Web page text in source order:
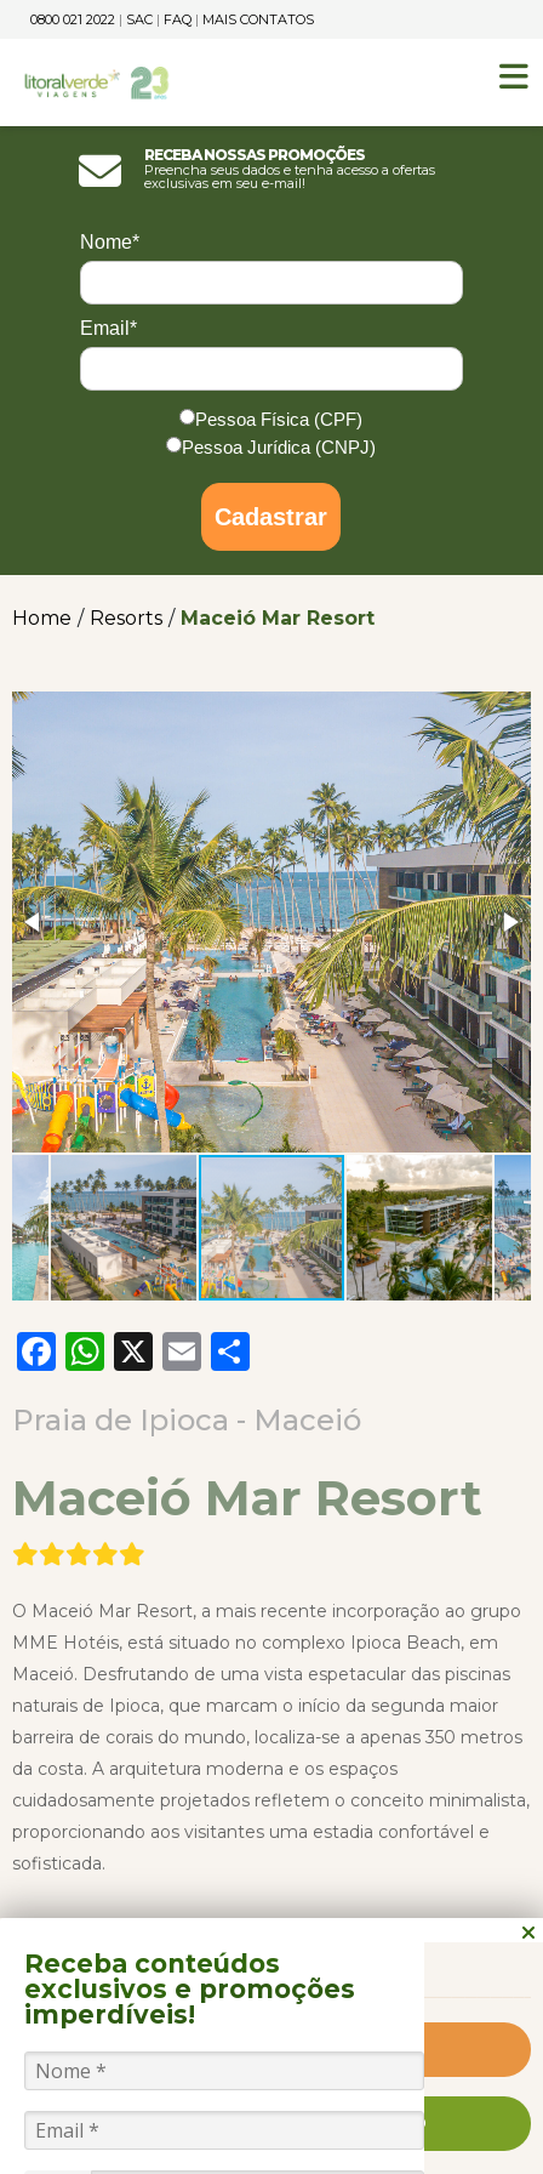
0800 021 2022 | SAC | FAQ | MAIS CONTATOS
Receba nossas promoções
Preencha seus dados e tenha acesso a ofertas
exclusivas em seu e-mail!
Nome*
Email*
Pessoa Física (CPF)
Pessoa Jurídica (CNPJ)
Cadastrar
Home / Resorts / Maceió Mar Resort
Facebook
WhatsApp
X Email
Praia de Ipioca - Maceió
Maceió Mar Resort
O Maceió Mar Resort, a mais recente incorporação ao grupo
MME Hotéis, está situado no complexo Ipioca Beach, em
Maceió. Desfrutando de uma vista espetacular das piscinas
naturais de Ipioca, que marcam o início da segunda maior
barreira de corais do mundo, localiza-se a apenas 350 metros
da costa. A arquitetura moderna e os espaços
cuidadosamente projetados refletem o conceito minimalista,
proporcionando aos visitantes uma estadia confortável e
sofisticada.
destaca-se pela proposta gastronômica que visa superar as
expectativas dos hóspedes. A equipe dedicada do Maceió
apenas acomodações de luxo, mas uma experiência
Os hóspedes podem esperar uma experiência gastronômica
Saiba Mais
FALE CONOSCO AGORA MESMO
Receba conteúdos
exclusivos e promoções
imperdíveis!